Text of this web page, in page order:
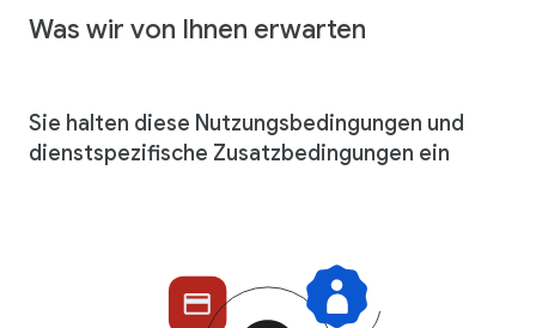
Was wir von Ihnen erwarten
Sie halten diese Nutzungsbedingungen und
dienstspezifische Zusatzbedingungen ein